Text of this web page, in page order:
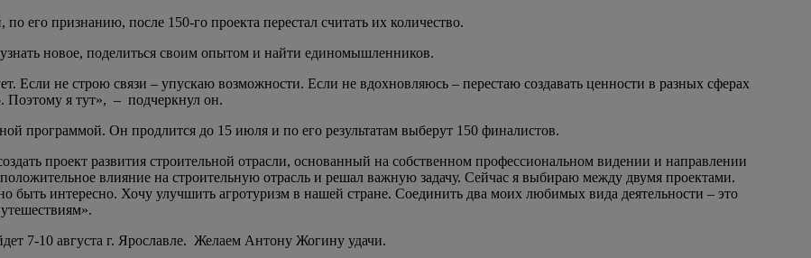
его признанию, после 150-го проекта перестал считать их количество.
новое, поделиться своим опытом и найти единомышленников.
Если не строю связи – упускаю возможности. Если не вдохновляюсь – перестаю создавать ценности в разных сферах
Поэтому я тут», – подчеркнул он.
программой. Он продлится до 15 июля и по его результатам выберут 150 финалистов.
проект развития строительной отрасли, основанный на собственном профессиональном видении и направлении
влияние на строительную отрасль и решал важную задачу. Сейчас я выбираю между двумя проектами.
быть интересно. Хочу улучшить агротуризм в нашей стране. Соединить два моих любимых вида деятельности – это
7-10 августа г. Ярославле. Желаем Антону Жогину удачи.